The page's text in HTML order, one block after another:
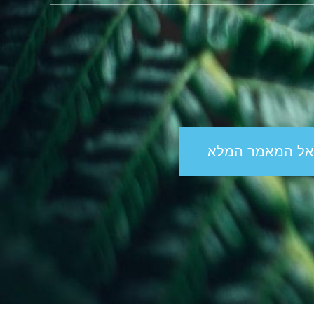
אל המאמר המלא